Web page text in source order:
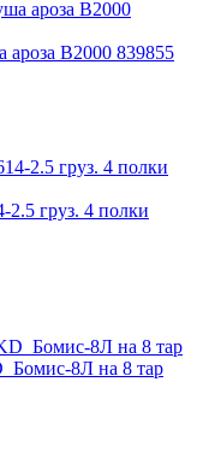
ароза В2000 839855
груз. 4 полки
8Л на 8 тар